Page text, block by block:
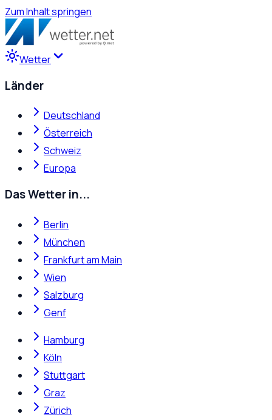
Zum Inhalt springen
Wetter
Länder
Deutschland
Österreich
Schweiz
Europa
Das Wetter in...
Berlin
München
Frankfurt am Main
Wien
Salzburg
Genf
Hamburg
Köln
Stuttgart
Graz
Zürich